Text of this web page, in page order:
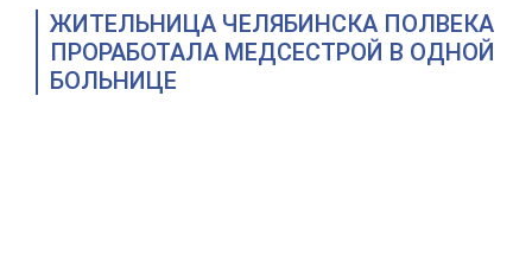
ЖИТЕЛЬНИЦА ЧЕЛЯБИНСКА ПОЛВЕКА
ПРОРАБОТАЛА МЕДСЕСТРОЙ В ОДНОЙ
БОЛЬНИЦЕ